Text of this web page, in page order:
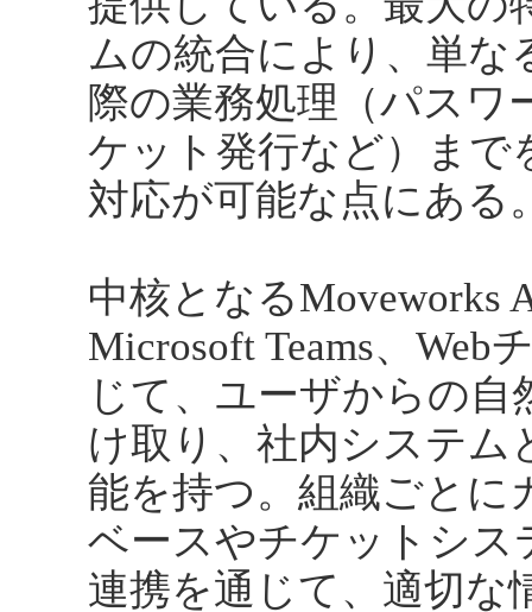
ムの統合により、単な
際の業務処理（パスワ
ケット発行など）まで
対応が可能な点にある
中核となるMoveworks
Microsoft Teams、
じて、ユーザからの
け取り、社内システム
能を持つ。組織ごとに
ベースやチケットシス
連携を通じて、適切な